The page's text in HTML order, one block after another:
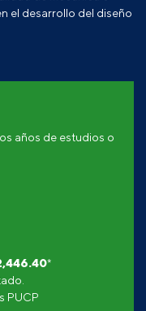
el desarrollo del diseño
años de estudios o
*
PUCP